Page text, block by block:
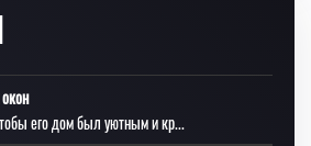
его дом был уютным и кр...